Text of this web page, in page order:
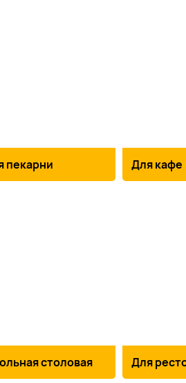
пекарни Для кафе
столовая Для